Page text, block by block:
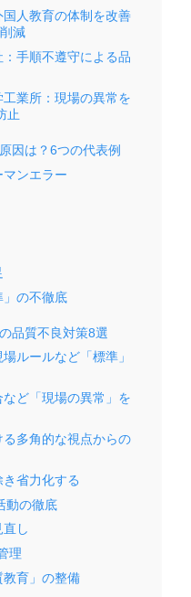
人教育の体制を改善
減
手順不遵守による品
業所：現場の異常を
止
因は？6つの代表例
ンエラー
」の不徹底
品質不良対策8選
ルールなど「標準」
ど「現場の異常」を
多角的な視点からの
省力化する
動の徹底
し
理
育」の整備